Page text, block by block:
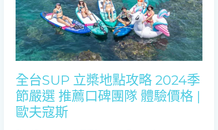
全台SUP 立槳地點攻略 2024季
節嚴選 推薦口碑團隊 體驗價格 |
歐夫寇斯
槳
地
點
攻
略
2024
季
節
嚴
選
推